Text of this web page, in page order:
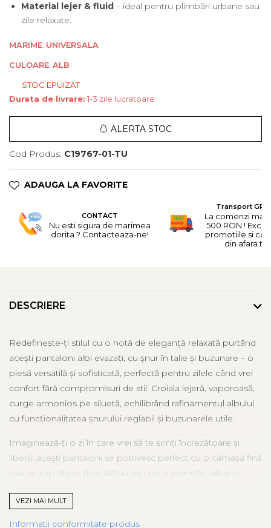
Material lejer & fluid – ideal pentru plimbări urbane sau
zile relaxate.
MARIME: UNIVERSALA
CULOARE: ALB
STOC EPUIZAT
Durata de livrare: 1-3 zile lucratoare
ALERTA STOC
Cod Produs: C19767-01-TU
ADAUGA LA FAVORITE
CONTACT
Nu esti sigura de marimea
dorita ? Contacteaza-ne!
Transport
La comenzi mai
500 RON !
promotiile si
din afara
DESCRIERE
Redefinește-ți stilul cu o notă de eleganță relaxată purtând
acești pantaloni albi evazați, cu șnur în talie și buzunare – o
piesă versatilă și sofisticată, perfectă pentru zilele când vrei
confort fără compromisuri de stil. Croiala lejeră, vaporoasă,
curge armonios pe siluetă, echilibrând rafinamentul albului
cu funcționalitatea șnurului reglabil și buzunarele utile.
Imaginează-ți o zi în care vrei să te simți încrezătoare și
liberă: acești pantaloni se potrivesc perfect cu o cămașă fină
sau un top din in, fiind alături de tine la plimbări urbane,
discret la talie subliniază feminitatea croielii, iar buzunarele
aduc un plus de comoditate în fiecare pas.
VEZI MAI MULT
Informatii conformitate produs